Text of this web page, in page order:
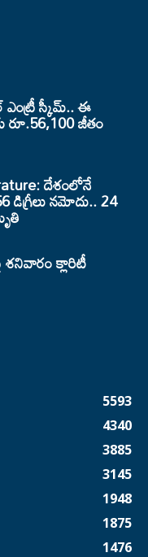
స్కీమ్.. ఈ
రూ.56,100 జీతం
దేశంలోనే
డిగ్రీలు నమోదు.. 24
క్లారిటీ
5593
4340
3885
3145
1948
1875
1476